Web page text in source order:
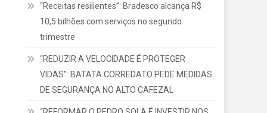
“Receitas resilientes”: Bradesco alcança R$
10,5 bilhões com serviços no segundo
trimestre
“REDUZIR A VELOCIDADE É PROTEGER
VIDAS”: BATATA CORREDATO PEDE MEDIDAS
DE SEGURANÇA NO ALTO CAFEZAL